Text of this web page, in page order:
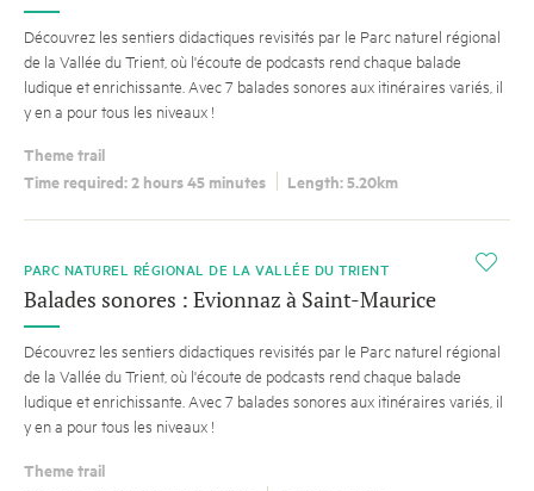
Découvrez les sentiers didactiques revisités par le Parc naturel régional
de la Vallée du Trient, où l'écoute de podcasts rend chaque balade
ludique et enrichissante. Avec 7 balades sonores aux itinéraires variés, il
y en a pour tous les niveaux !
Theme trail
Time required: 2 hours 45 minutes
Length: 5.20km
i
PARC NATUREL RÉGIONAL DE LA VALLÉE DU TRIENT
Balades sonores : Evionnaz à Saint-Maurice
Découvrez les sentiers didactiques revisités par le Parc naturel régional
de la Vallée du Trient, où l'écoute de podcasts rend chaque balade
ludique et enrichissante. Avec 7 balades sonores aux itinéraires variés, il
y en a pour tous les niveaux !
Theme trail